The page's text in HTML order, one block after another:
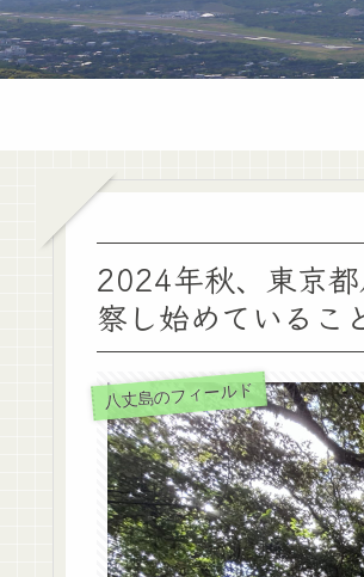
2024年秋、東京
察し始めているこ
八丈島のフィールド